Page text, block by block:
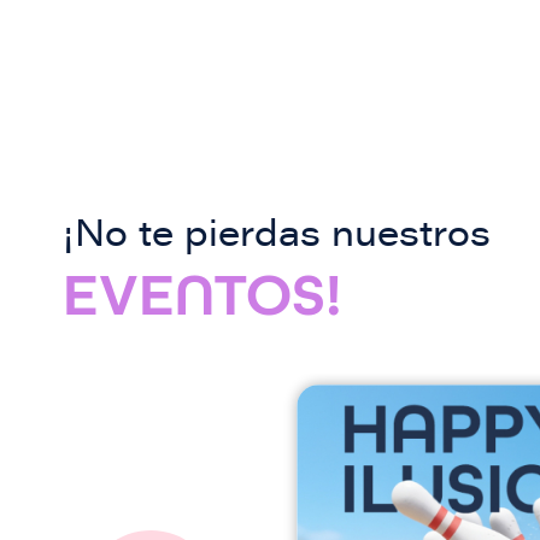
¡No te pierdas nuestros
EVENTOS!
I
g